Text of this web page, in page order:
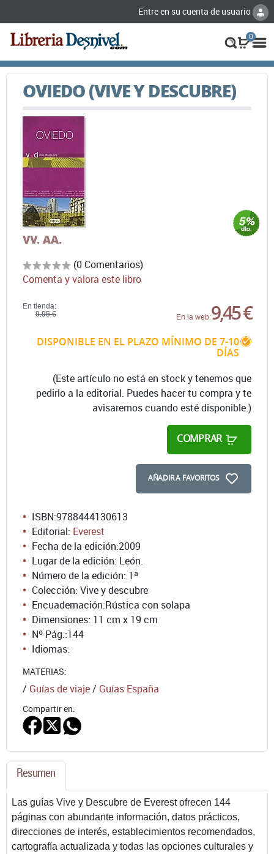
Entre en su cuenta de usuario
0
OVIEDO (VIVE Y DESCUBRE)
VV. AA.
(0 Comentarios)
Comenta y valora este libro
En tienda:
9,95 €
En la web:9,45 €
DISPONIBLE EN EL PLAZO MÍNIMO DE 7-10
DÍAS
(Este artículo no está en stock y tenemos que
pedirlo a la editorial. Puedes hacer tu compra y te
avisaremos cuando esté disponible.)
COMPRAR
AÑADIR A FAVORITOS
ISBN:9788444130613
Editorial: Everest
Fecha de la edición:2009
Lugar de la edición: León.
Número de la edición: 1ª
Colección: Vive y descubre
Encuadernación:Rústica con solapa
Dimensiones: 11 cm x 19 cm
Nº Pág.:144
Idiomas:
MATERIAS:
/ Guías de viaje/ Guías España
Compartir en:
Resumen
Las guías Vive y Descubre de Everest ofrecen 144
páginas con abundante información, datos prácticos,
direcciones de interés, establecimientos recomendados,
cartografía actualizada y todas las opciones culturales y